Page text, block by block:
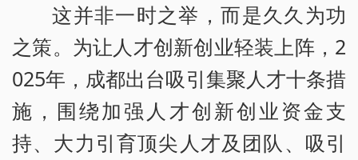
这并非一时之举，而是久久为功
之策。为让人才创新创业轻装上阵，2
025年，成都出台吸引集聚人才十条措
施，围绕加强人才创新创业资金支
持、大力引育顶尖人才及团队、吸引